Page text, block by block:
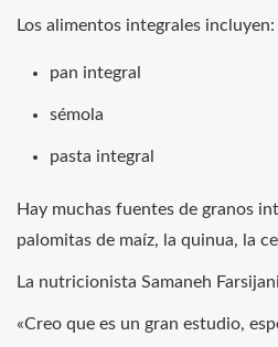
Los alimentos integrales incluyen:
pan integral
sémola
pasta integral
Hay muchas fuentes de granos
palomitas de maíz, la quinua, la
La nutricionista Samaneh
«Creo que es un gran estudio,